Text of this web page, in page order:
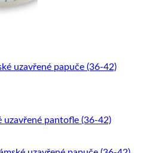
uzavřené pantofle (36-42)